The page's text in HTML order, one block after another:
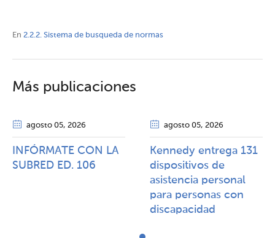
En 2.2.2. Sistema de busqueda de normas
Más publicaciones
agosto 05, 2026
INFÓRMATE CON LA
SUBRED ED. 106
agosto 05, 2026
Kennedy entrega 131
dispositivos de
asistencia personal
para personas con
discapacidad​​